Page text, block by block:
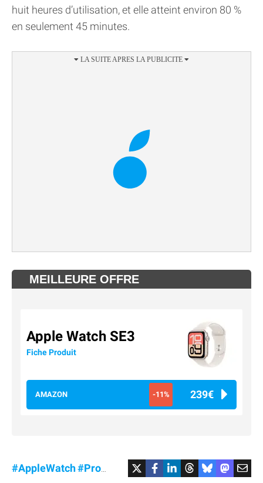
huit heures d’utilisation, et elle atteint environ 80 %
en seulement 45 minutes.
MEILLEURE OFFRE
Apple Watch SE3
Fiche Produit
AMAZON -11% 239€
#AppleWatch#Promo #SE3